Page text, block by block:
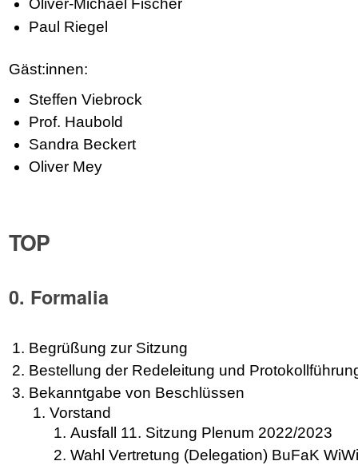
Oliver-Michael Fischer
Paul Riegel
Gäst:innen:
Steffen Viebrock
Prof. Haubold
Sandra Beckert
Oliver Mey
TOP
0. Formalia
Begrüßung zur Sitzung
Bestellung der Redeleitung und
Bekanntgabe von Beschlüssen
Vorstand
Ausfall 11. Sitzung Plenum 2022/2023
Wahl Vertretung (Delegation) BuFaK